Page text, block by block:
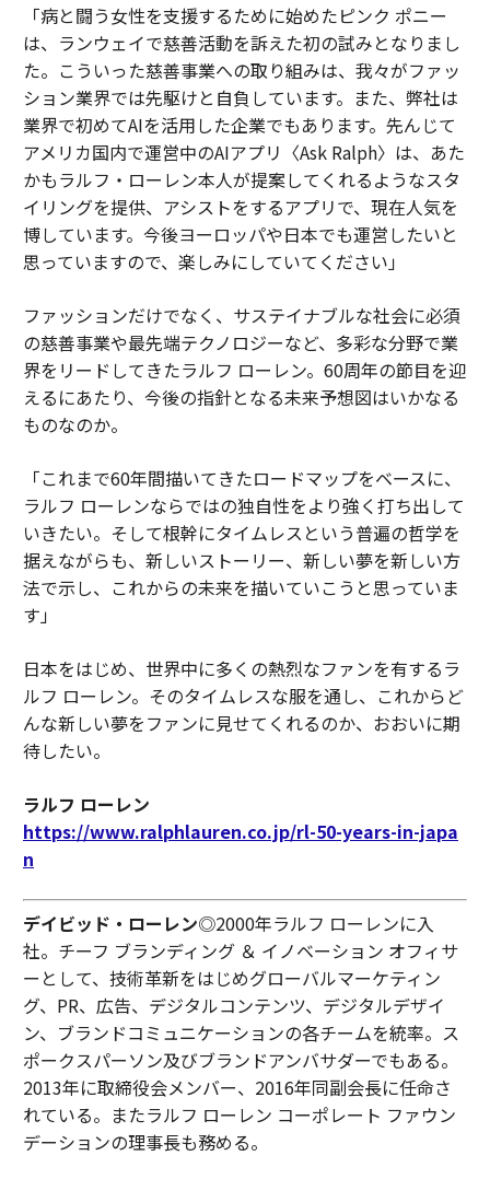
「病と闘う女性を支援するために始めたピンク ポニー
は、ランウェイで慈善活動を訴えた初の試みとなりまし
た。こういった慈善事業への取り組みは、我々がファッ
ション業界では先駆けと自負しています。また、弊社は
業界で初めてAIを活用した企業でもあります。先んじて
アメリカ国内で運営中のAIアプリ〈Ask Ralph〉は、あた
かもラルフ・ローレン本人が提案してくれるようなスタ
イリングを提供、アシストをするアプリで、現在人気を
博しています。今後ヨーロッパや日本でも運営したいと
思っていますので、楽しみにしていてください」
ファッションだけでなく、サステイナブルな社会に必須
の慈善事業や最先端テクノロジーなど、多彩な分野で業
界をリードしてきたラルフ ローレン。60周年の節目を迎
えるにあたり、今後の指針となる未来予想図はいかなる
ものなのか。
「これまで60年間描いてきたロードマップをベースに、
ラルフ ローレンならではの独自性をより強く打ち出して
いきたい。そして根幹にタイムレスという普遍の哲学を
据えながらも、新しいストーリー、新しい夢を新しい方
法で示し、これからの未来を描いていこうと思っていま
す」
日本をはじめ、世界中に多くの熱烈なファンを有するラ
ルフ ローレン。そのタイムレスな服を通し、これからど
んな新しい夢をファンに見せてくれるのか、おおいに期
待したい。
ラルフ ローレン
https://www.ralphlauren.co.jp/rl-50-years-in-japa
n
デイビッド・ローレン◎2000年ラルフ ローレンに入
社。チーフ ブランディング ＆ イノベーション オフィサ
ーとして、技術革新をはじめグローバルマーケティン
グ、PR、広告、デジタルコンテンツ、デジタルデザイ
ン、ブランドコミュニケーションの各チームを統率。ス
ポークスパーソン及びブランドアンバサダーでもある。
2013年に取締役会メンバー、2016年同副会長に任命さ
れている。またラルフ ローレン コーポレート ファウン
デーションの理事長も務める。